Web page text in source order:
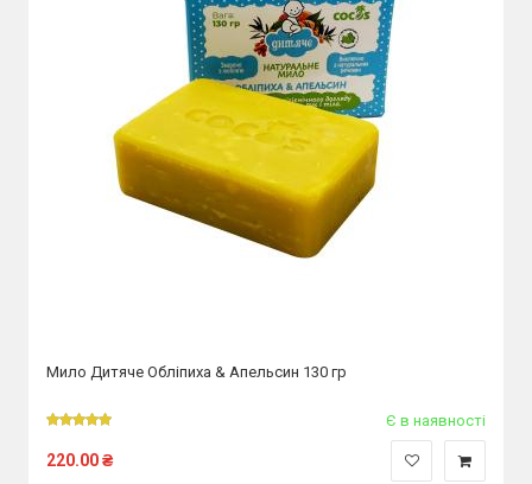
Мило Дитяче Обліпиха & Апельсин 130 гр
Є в наявності
220.00₴